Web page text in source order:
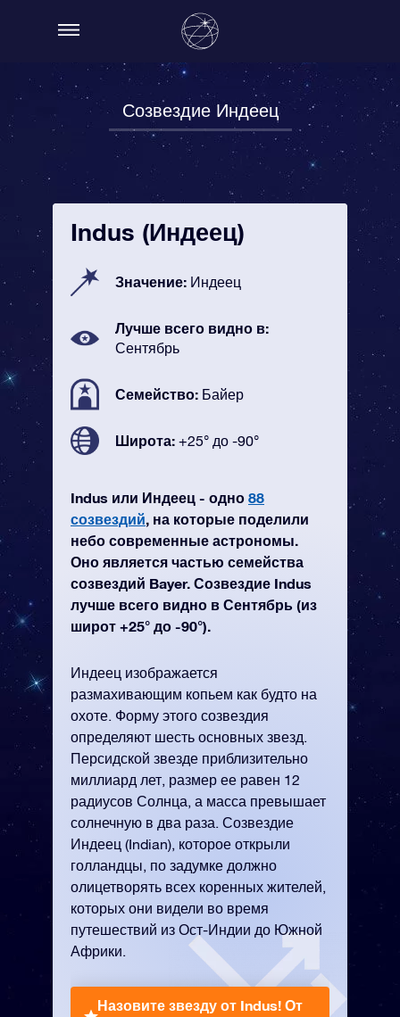
Созвездие Индеец
Indus (Индеец)
Значение: Индеец
Лучше всего видно в:
Сентябрь
Семейство: Байер
Широта: +25° до -90°
Indus или Индеец - одно 88
созвездий, на которые поделили
небо современные астрономы.
Оно является частью семейства
созвездий Bayer. Созвездие Indus
лучше всего видно в Сентябрь (из
широт +25° до -90°).
Индеец изображается
размахивающим копьем как будто на
охоте. Форму этого созвездия
определяют шесть основных звезд.
Персидской звезде приблизительно
миллиард лет, размер ее равен 12
радиусов Солнца, а масса превышает
солнечную в два раза. Созвездие
Индеец (Indian), которое открыли
голландцы, по задумке должно
олицетворять всех коренных жителей,
которых они видели во время
путешествий из Ост-Индии до Южной
Африки.
Назовите звезду от Indus! От